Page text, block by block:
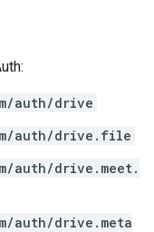
auth/drive
auth/drive.file
auth/drive.meet.
auth/drive.meta